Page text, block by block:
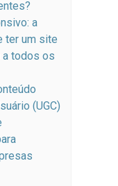
a
ter um site
a todos os
(UGC)